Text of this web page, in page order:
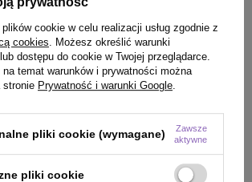
ECO
Serum Davines
NaturalTech Energizing
Superactive przeciw
wypadaniu włosów 100 ml
265,20 zł / szt.
265.2pktpunktów
Najniższa cena produktu w
okresie 30 dni przed
wprowadzeniem obniżki:
cookie w celu realizacji usług zgodnie z
cookies . Możesz określić warunki
dostępu do cookie w Twojej przeglądarce.
temat warunków i prywatności można
stronie Prywatność i warunki Google
pliki cookie (wymagane)
Zawsze
aktywne
pliki cookie